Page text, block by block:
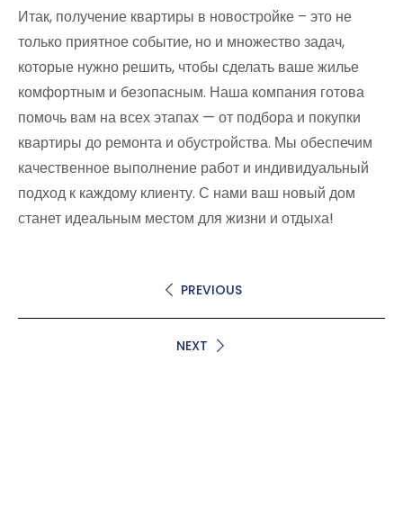
Итак, получение квартиры в новостройке – это не
только приятное событие, но и множество задач,
которые нужно решить, чтобы сделать ваше жилье
комфортным и безопасным. Наша компания готова
помочь вам на всех этапах — от подбора и покупки
квартиры до ремонта и обустройства. Мы обеспечим
качественное выполнение работ и индивидуальный
подход к каждому клиенту. С нами ваш новый дом
станет идеальным местом для жизни и отдыха!
PREVIOUS
NEXT